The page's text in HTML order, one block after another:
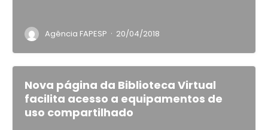
Agência FAPESP · 20/04/2018
Nova página da Biblioteca Virtual
facilita acesso a equipamentos de
uso compartilhado